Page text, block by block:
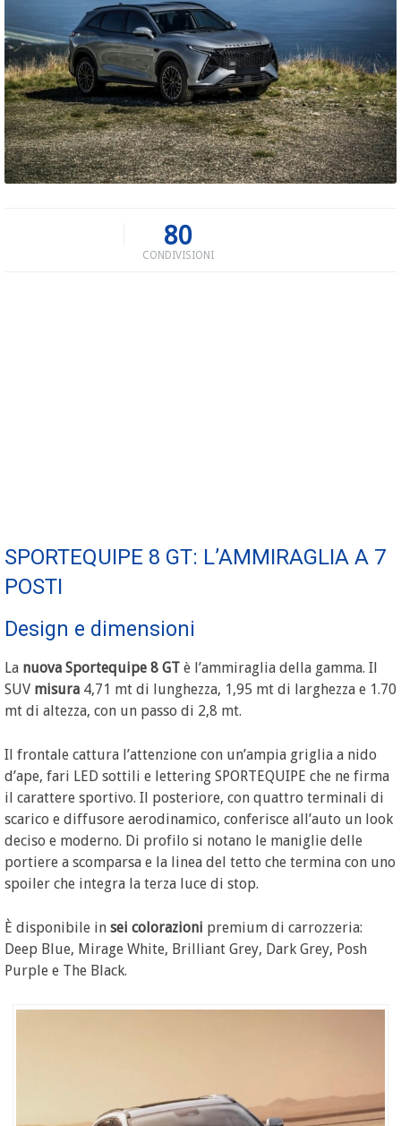
80
CONDIVISIONI
SPORTEQUIPE 8 GT: L’AMMIRAGLIA A 7
POSTI
Design e dimensioni
La nuova Sportequipe 8 GT è l’ammiraglia della gamma. Il
SUV misura 4,71 mt di lunghezza, 1,95 mt di larghezza e 1.70
mt di altezza, con un passo di 2,8 mt.
Il frontale cattura l’attenzione con un’ampia griglia a nido
d’ape, fari LED sottili e lettering SPORTEQUIPE che ne firma
il carattere sportivo. Il posteriore, con quattro terminali di
scarico e diffusore aerodinamico, conferisce all’auto un look
deciso e moderno. Di profilo si notano le maniglie delle
portiere a scomparsa e la linea del tetto che termina con uno
spoiler che integra la terza luce di stop.
È disponibile in sei colorazioni premium di carrozzeria:
Deep Blue, Mirage White, Brilliant Grey, Dark Grey, Posh
Purple e The Black.